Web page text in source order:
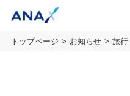
トップページ お知らせ 旅行